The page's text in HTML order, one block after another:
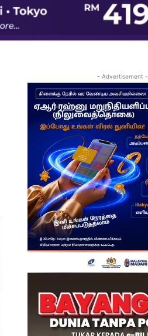
- Advertisement -